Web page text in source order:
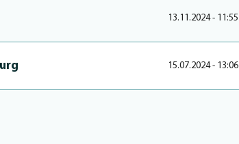
13.11.2024 - 11:55
15.07.2024 - 13:06